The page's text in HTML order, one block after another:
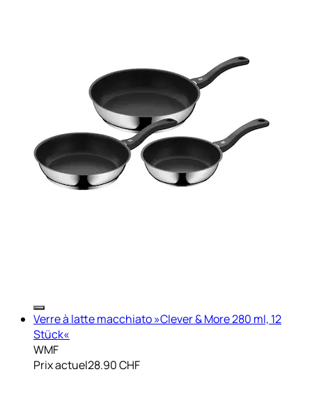
Verre à latte macchiato »Clever & More 280 ml, 12
Stück«
WMF
Prix actuel28.90 CHF